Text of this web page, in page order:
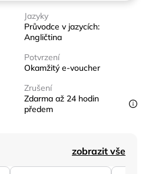
Jazyky
Průvodce v jazycích:
Angličtina
Potvrzení
Okamžitý e-voucher
Zrušení
Zdarma až 24 hodin
předem
zobrazit vše